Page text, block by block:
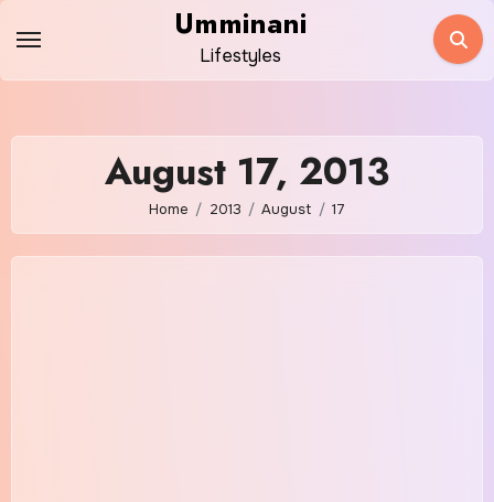
content
Umminani
Lifestyles
August 17, 2013
Home 2013 August 17